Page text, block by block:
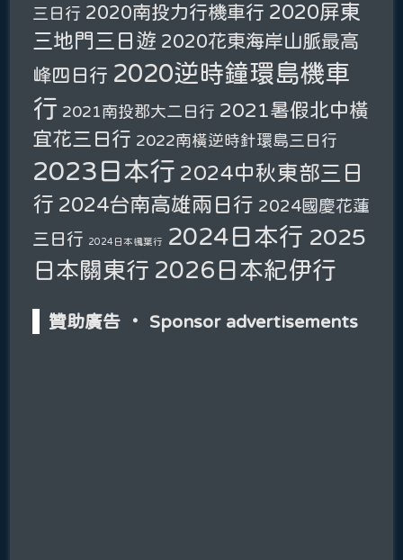
三日行 2020南投力行機車行 2020屏東
三地門三日遊 2020花東海岸山脈最高
峰四日行 2020逆時鐘環島機車
行 2021南投郡大二日行 2021暑假北中橫
宜花三日行 2022南橫逆時針環島三日行
2023日本行 2024中秋東部三日
行 2024台南高雄兩日行 2024國慶花蓮
三日行 2024日本楓葉行 2024日本行 2025
日本關東行 2026日本紀伊行
贊助廣告 ‧ Sponsor advertisements